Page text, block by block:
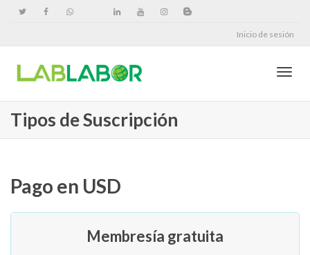
Inicio de sesión
Tipos de Suscripción
Pago en USD
Membresía gratuita